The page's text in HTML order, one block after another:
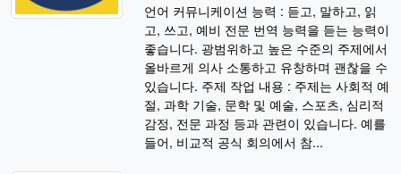
언어 커뮤니케이션 능력 : 듣고, 말하고, 읽
고, 쓰고, 예비 전문 번역 능력을 듣는 능력이
좋습니다. 광범위하고 높은 수준의 주제에서
올바르게 의사 소통하고 유창하며 괜찮을 수
있습니다. 주제 작업 내용 : 주제는 사회적 예
절, 과학 기술, 문학 및 예술, 스포츠, 심리적
감정, 전문 과정 등과 관련이 있습니다. 예를
들어, 비교적 공식 회의에서 참...